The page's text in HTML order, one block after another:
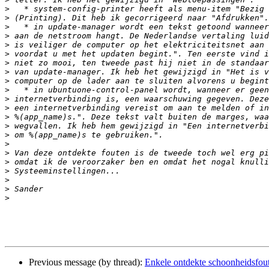
>
>
>
>
>
>
>
>
>
>
>
>
>
>
>
>
>
>
>
>
>
>
Previous message (by thread): Enkele ontdekte